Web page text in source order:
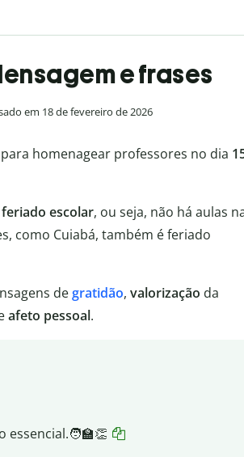
e frases
em 18 de fevereiro de 2026
homenagear professores no dia
feriado escolar, ou seja, não há aulas
como Cuiabá, também é feriado
degratidão, valorização da
afeto pessoal.